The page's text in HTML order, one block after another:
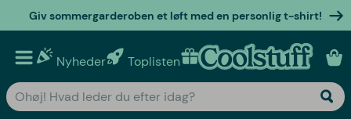
Giv sommergarderoben et løft med en personlig t-shirt!
Nyheder Toplisten Personlige gaver